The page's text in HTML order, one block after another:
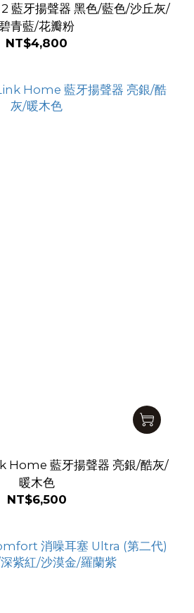
藍牙揚聲器 黑色/藍色/沙丘灰/
碧青藍/花瓣粉
NT$4,800
Home 藍牙揚聲器 亮銀/酷灰/
暖木色
NT$6,500